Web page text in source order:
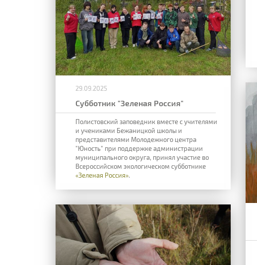
29.09.2025
Субботник "Зеленая Россия"
Полистовский заповедник вместе с учителями
и учениками Бежаницкой школы и
представителями Молодежного центра
"Юность" при поддержке администрации
муниципального округа, принял участие во
Всероссийском экологическом субботнике
«Зеленая Россия».